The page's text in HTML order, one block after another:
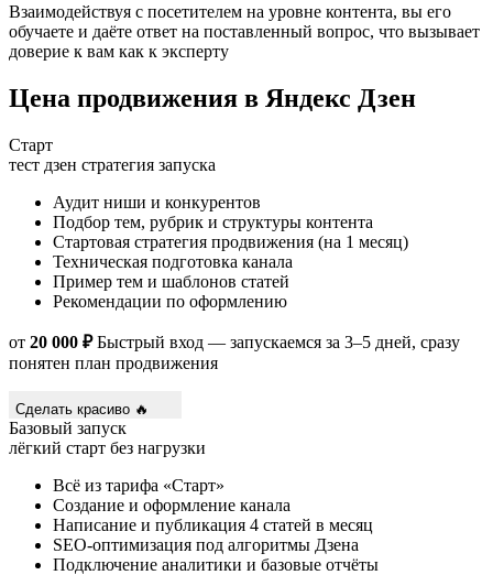
Взаимодействуя с посетителем на уровне контента, вы его
обучаете и даёте ответ на поставленный вопрос, что вызывает
доверие к вам как к эксперту
Цена продвижения в Яндекс Дзен
Старт
тест дзен стратегия запуска
Аудит ниши и конкурентов
Подбор тем, рубрик и структуры контента
Стартовая стратегия продвижения (на 1 месяц)
Техническая подготовка канала
Пример тем и шаблонов статей
Рекомендации по оформлению
от 20 000 ₽Быстрый вход — запускаемся за 3–5 дней, сразу
понятен план продвижения
Сделать красиво 🔥
Базовый запуск
лёгкий старт без нагрузки
Всё из тарифа «Старт»
Создание и оформление канала
Написание и публикация 4 статей в месяц
SEO-оптимизация под алгоритмы Дзена
Подключение аналитики и базовые отчёты